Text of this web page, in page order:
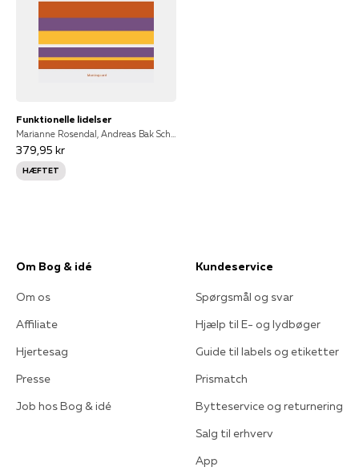
Funktionelle lidelser
Marianne Rosendal, Andreas Bak Schröder, Ann Ostenfeld-Rosenthal, Charlotte Ulrikka Rask, Per Fink, Lene H.S. Toscano, Trine Dalsgaard, Mette Bech Risør, Tomas Toft, Per Klausen Fink
379,95 kr
HÆFTET
Om Bog & idé
Om os
Affiliate
Hjertesag
Presse
Job hos Bog & idé
Kundeservice
Spørgsmål og svar
Hjælp til E- og lydbøger
Guide til labels og etiketter
Prismatch
Bytteservice og returnering
Salg til erhverv
App